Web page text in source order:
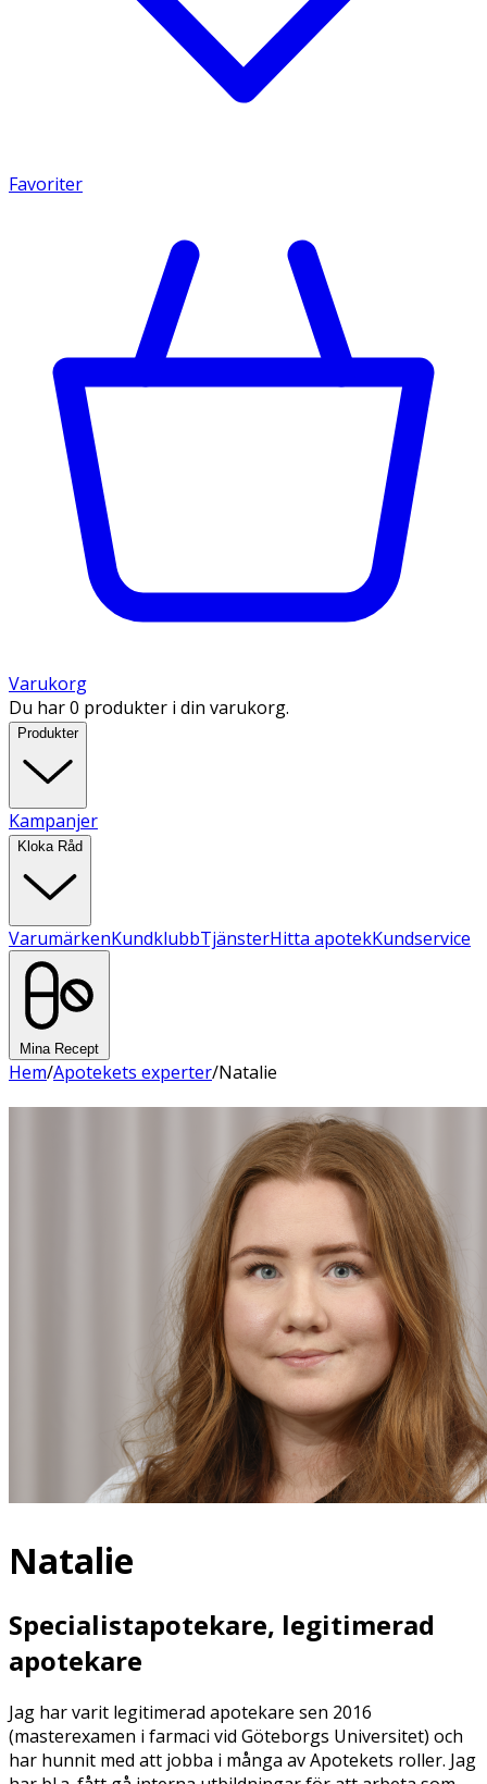
Favoriter
Varukorg
Du har 0 produkter i din varukorg.
Produkter
Kampanjer
Kloka Råd
VarumärkenKundklubbTjänsterHitta apotekKundservice
Mina Recept
Hem/Apotekets experter/Natalie
Natalie
Specialistapotekare, legitimerad
apotekare
Jag har varit legitimerad apotekare sen 2016
(masterexamen i farmaci vid Göteborgs Universitet) och
har hunnit med att jobba i många av Apotekets roller. Jag